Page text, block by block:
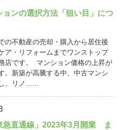
ョンの選択方法「狙い目」につ
の不動産の売却・購入から居住後
ア・リフォームまでワンストップ
店です。 マンション価格の上昇が
。新築が高騰する中、中古マンシ
、リノ…...
急直通線」2023年3月開業 ま